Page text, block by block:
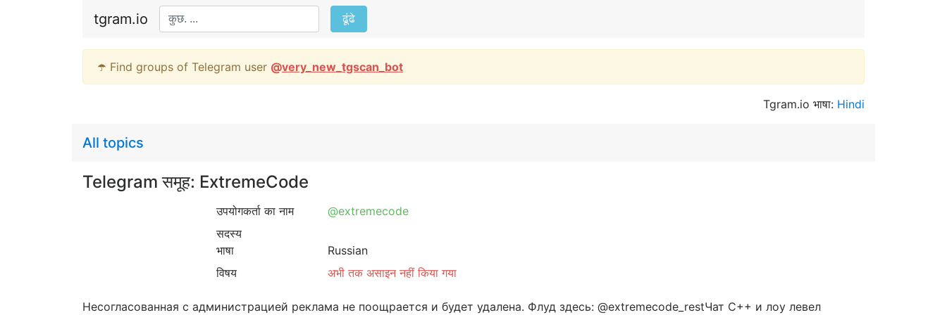
tgram.io ढूंढे
☂️ Find groups of Telegram user @very_new_tgscan_bot
Tgram.io भाषा: Hindi
All topics
Telegram समूह: ExtremeCode
उपयोगकर्ता का नाम
@extremecode
सदस्य
भाषा
Russian
विषय
अभी तक असाइन नहीं किया गया
Несогласованная с администрацией реклама не поощрается и будет удалена. Флуд здесь: @extremecode_restЧат C++ и лоу левел